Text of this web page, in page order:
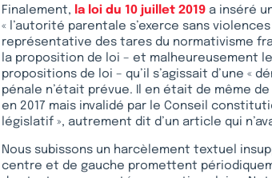
Finalement, la loi du 10 juillet 2019 a inséré
« l’autorité parentale s’exerce sans
représentative des tares du normativisme
la proposition de loi – et malheureusement
propositions de loi – qu’il s’agissait d’une «
pénale n’était prévue. Il en était de même
en 2017 mais invalidé par le Conseil
législatif », autrement dit d’un article qui
Nous subissons un harcèlement textuel
centre et de gauche promettent